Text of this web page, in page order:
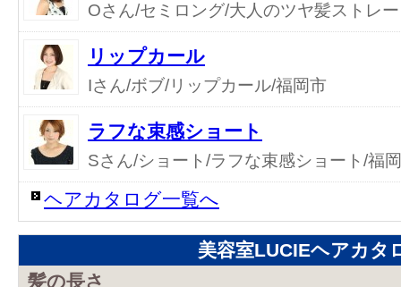
Oさん/セミロング/大人のツヤ髪ストレ
リップカール
Iさん/ボブ/リップカール/福岡市
ラフな束感ショート
Sさん/ショート/ラフな束感ショート/福
ヘアカタログ一覧へ
美容室LUCIEヘアカタ
髪の長さ